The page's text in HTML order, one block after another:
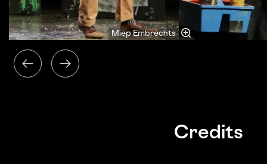
Miep Embrechts
Credits